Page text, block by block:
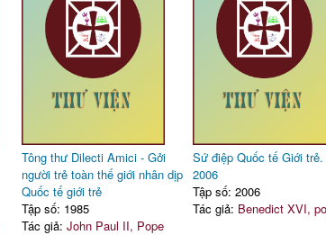
Tông thư Dilecti Amici - Gởi
người trẻ toàn thế giới nhân dịp
Quốc tế giới trẻ
Tập số: 1985
Tác giả: John Paul II, Pope
Sứ điệp Quốc tế Giới trẻ.
2006
Tập số: 2006
Tác giả: Benedict XVI,